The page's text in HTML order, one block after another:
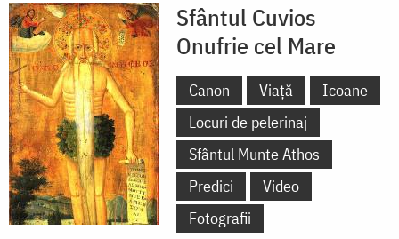
Sfântul Cuvios
Onufrie cel Mare
Canon Viață
Icoane
Locuri de pelerinaj
Sfântul Munte Athos
Predici
Video
Fotografii